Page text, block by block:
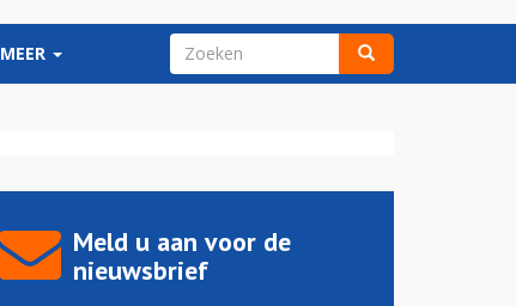
MEER ZOEKVELD
Meld u aan voor de
nieuwsbrief